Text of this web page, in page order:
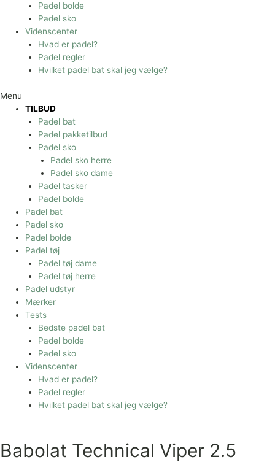
Padel bolde
Padel sko
Videnscenter
Hvad er padel?
Padel regler
Hvilket padel bat skal jeg vælge?
Menu
TILBUD
Padel bat
Padel pakketilbud
Padel sko
Padel sko herre
Padel sko dame
Padel tasker
Padel bolde
Padel bat
Padel sko
Padel bolde
Padel tøj
Padel tøj dame
Padel tøj herre
Padel udstyr
Mærker
Tests
Bedste padel bat
Padel bolde
Padel sko
Videnscenter
Hvad er padel?
Padel regler
Hvilket padel bat skal jeg vælge?
Babolat Technical Viper 2.5